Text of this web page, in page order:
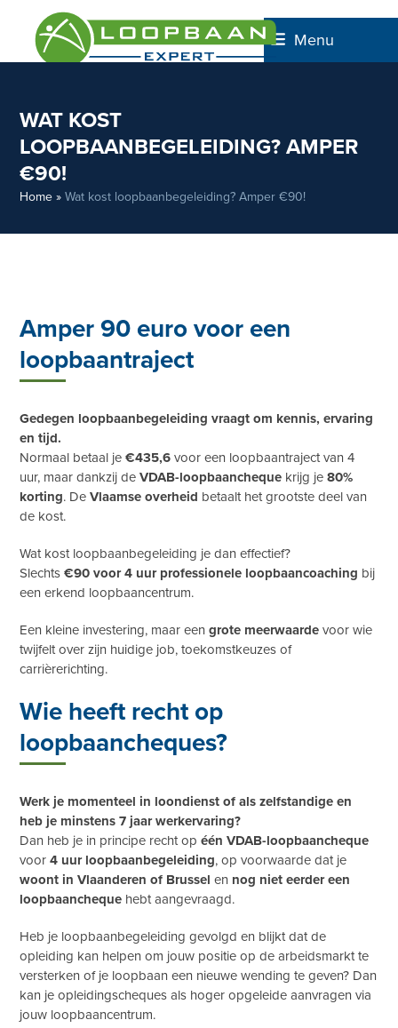
content
Menu
WAT KOST
LOOPBAANBEGELEIDING? AMPER
€90!
Home »Wat kost loopbaanbegeleiding? Amper €90!
Amper 90 euro voor een
loopbaantraject
Gedegen loopbaanbegeleiding vraagt om kennis, ervaring
en tijd.
Normaal betaal je€435,6 voor een loopbaantraject van 4
uur, maar dankzij deVDAB-loopbaancheque krijg je80%
korting. DeVlaamse overheid betaalt het grootste deel van
de kost.
Wat kost loopbaanbegeleiding je dan effectief?
Slechts€90 voor 4 uur professionele loopbaancoaching bij
een erkend loopbaancentrum.
Een kleine investering, maar eengrote meerwaarde voor wie
twijfelt over zijn huidige job, toekomstkeuzes of
carrièrerichting.
Wie heeft recht op
loopbaancheques?
Werk je momenteel in loondienst of als zelfstandige en
heb je minstens 7 jaar werkervaring?
Dan heb je in principe recht opéén VDAB-loopbaancheque
voor4 uur loopbaanbegeleiding, op voorwaarde dat je
woont in Vlaanderen of Brussel en nog niet eerder een
loopbaancheque hebt aangevraagd.
Heb je loopbaanbegeleiding gevolgd en blijkt dat de
opleiding kan helpen om jouw positie op de arbeidsmarkt te
versterken of je loopbaan een nieuwe wending te geven? Dan
kan je opleidingscheques als hoger opgeleide aanvragen via
jouw loopbaancentrum.